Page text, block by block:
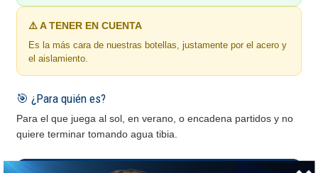
⚠️ A TENER EN CUENTA
Es la más cara de nuestras botellas, justamente por el acero y
el aislamiento.
🎯 ¿Para quién es?
Para el que juega al sol, en verano, o encadena partidos y no
quiere terminar tomando agua tibia.